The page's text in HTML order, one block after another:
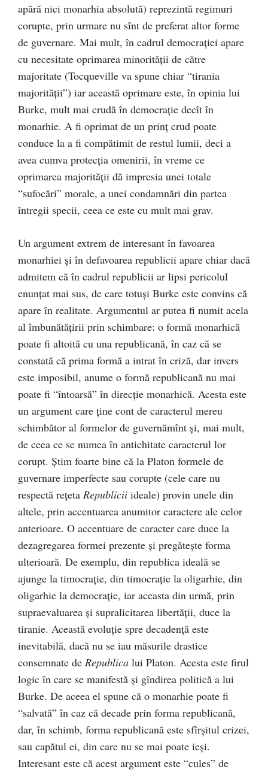
apără nici monarhia absolută) reprezintă regimuri
corupte, prin urmare nu sînt de preferat altor forme
de guvernare. Mai mult, în cadrul democraţiei apare
cu necesitate oprimarea minorităţii de către
majoritate (Tocqueville va spune chiar “tirania
majorităţii”) iar această oprimare este, în opinia lui
Burke, mult mai crudă în democraţie decît în
monarhie. A fi oprimat de un prinţ crud poate
conduce la a fi compătimit de restul lumii, deci a
avea cumva protecţia omenirii, în vreme ce
oprimarea majorităţii dă impresia unei totale
“sufocări” morale, a unei condamnări din partea
întregii specii, ceea ce este cu mult mai grav.
Un argument extrem de interesant în favoarea
monarhiei şi în defavoarea republicii apare chiar dacă
admitem că în cadrul republicii ar lipsi pericolul
enunţat mai sus, de care totuşi Burke este convins că
apare în realitate. Argumentul ar putea fi numit acela
al îmbunătăţirii prin schimbare: o formă monarhică
poate fi altoită cu una republicană, în caz că se
constată că prima formă a intrat în criză, dar invers
este imposibil, anume o formă republicană nu mai
poate fi “întoarsă” în direcţie monarhică. Acesta este
un argument care ţine cont de caracterul mereu
schimbător al formelor de guvernămînt şi, mai mult,
de ceea ce se numea în antichitate caracterul lor
corupt. Ştim foarte bine că la Platon formele de
guvernare imperfecte sau corupte (cele care nu
respectă reţeta Republicii ideale) provin unele din
altele, prin accentuarea anumitor caractere ale celor
anterioare. O accentuare de caracter care duce la
dezagregarea formei prezente şi pregăteşte forma
ulterioară. De exemplu, din republica ideală se
ajunge la timocraţie, din timocraţie la oligarhie, din
oligarhie la democraţie, iar aceasta din urmă, prin
supraevaluarea şi supralicitarea libertăţii, duce la
tiranie. Această evoluţie spre decadenţă este
inevitabilă, dacă nu se iau măsurile drastice
consemnate de Republica lui Platon. Acesta este firul
logic în care se manifestă şi gîndirea politică a lui
Burke. De aceea el spune că o monarhie poate fi
“salvată” în caz că decade prin forma republicană,
dar, în schimb, forma republicană este sfîrşitul crizei,
sau capătul ei, din care nu se mai poate ieşi.
Interesant este că acest argument este “cules” de